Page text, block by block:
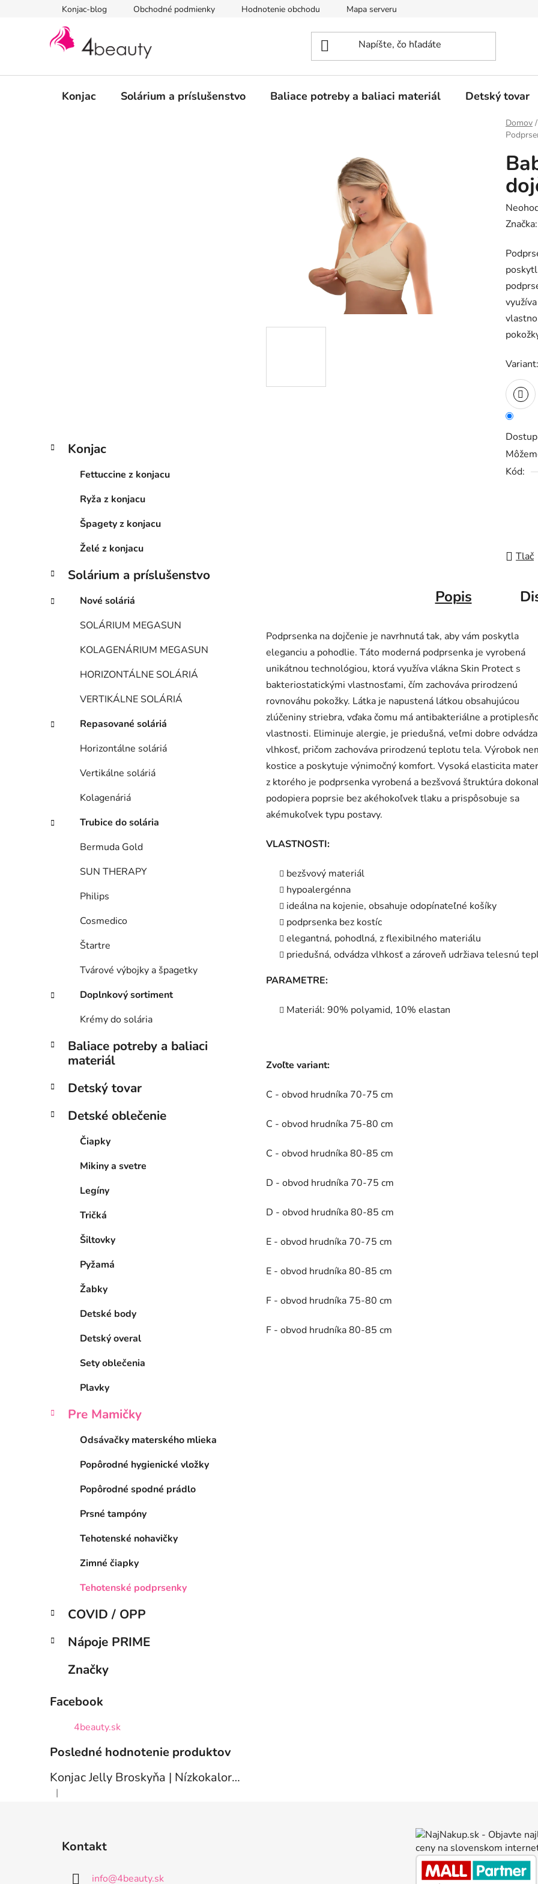
Konjac-blog Obchodné podmienky Hodnotenie obchodu Mapa serveru
Konjac Solárium a príslušenstvo Baliace potreby a baliaci materiál Detský tovar
Domov /
Preskočiť
kategórie
K
a
Konjac
Fettuccine z konjacu
Ryža z konjacu
Špagety z konjacu
Želé z konjacu
Solárium a príslušenstvo
Nové soláriá
SOLÁRIUM MEGASUN
KOLAGENÁRIUM MEGASUN
HORIZONTÁLNE SOLÁRIÁ
VERTIKÁLNE SOLÁRIÁ
Repasované soláriá
Horizontálne soláriá
Vertikálne soláriá
Kolagenáriá
Trubice do solária
Bermuda Gold
SUN THERAPY
Philips
Cosmedico
Štartre
Tvárové výbojky a špagetky
Doplnkový sortiment
Krémy do solária
Baliace potreby a baliaci
materiál
Detský tovar
Detské oblečenie
Čiapky
Mikiny a svetre
Legíny
Tričká
Šiltovky
Pyžamá
Žabky
Detské body
Detský overal
Sety oblečenia
Plavky
Pre Mamičky
Odsávačky materského mlieka
Popôrodné hygienické vložky
Popôrodné spodné prádlo
Prsné tampóny
Tehotenské nohavičky
Zimné čiapky
Tehotenské podprsenky
COVID / OPP
Nápoje PRIME
Značky
Facebook
4beauty.sk
Posledné hodnotenie produktov
Konjac Jelly Broskyňa | Nízkokalorický dezert 10ks
Hodnotenie produktu je 5 z 5 hviezdičiek.
|
je
0,0
z
5
Variant:
Kód:
Tlač
Popis
Podprsenka na dojčenie je navrhnutá tak, aby vám poskytla
eleganciu a pohodlie. Táto moderná podprsenka je vyrobená
unikátnou technológiou, ktorá využíva vlákna Skin Protect s
bakteriostatickými vlastnosťami, čím zachováva prirodzenú
rovnováhu pokožky. Látka je napustená látkou obsahujúcou
zlúčeniny striebra, vďaka čomu má antibakteriálne a
vlastnosti. Eliminuje alergie, je priedušná, veľmi dobre odvádza
vlhkosť, pričom zachováva prirodzenú teplotu tela. Výrobok
kostice a poskytuje výnimočný komfort. Vysoká elasticita
z ktorého je podprsenka vyrobená a bezšvová štruktúra
podopiera poprsie bez akéhokoľvek tlaku a prispôsobuje sa
akémukoľvek typu postavy.
VLASTNOSTI:
bezšvový materiál
hypoalergénna
ideálna na kojenie, obsahuje odopínateľné košíky
podprsenka bez kostíc
elegantná, pohodlná, z flexibilného materiálu
priedušná, odvádza vlhkosť a zároveň udržiava telesnú
PARAMETRE:
Materiál: 90% polyamid, 10% elastan
Zvoľte variant:
C - obvod hrudníka 70-75 cm
C - obvod hrudníka 75-80 cm
C - obvod hrudníka 80-85 cm
D - obvod hrudníka 70-75 cm
D - obvod hrudníka 80-85 cm
E - obvod hrudníka 70-75 cm
E - obvod hrudníka 80-85 cm
F - obvod hrudníka 75-80 cm
F - obvod hrudníka 80-85 cm
Kontakt
info@4beauty.sk